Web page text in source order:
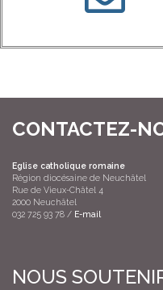
CONTACTEZ-
Eglise catholique romaine
Région diocésaine de Neuchâtel
Rue de Vieux-Châtel 4
2000 Neuchâtel
032 725 93 78 / E-mail
NOUS